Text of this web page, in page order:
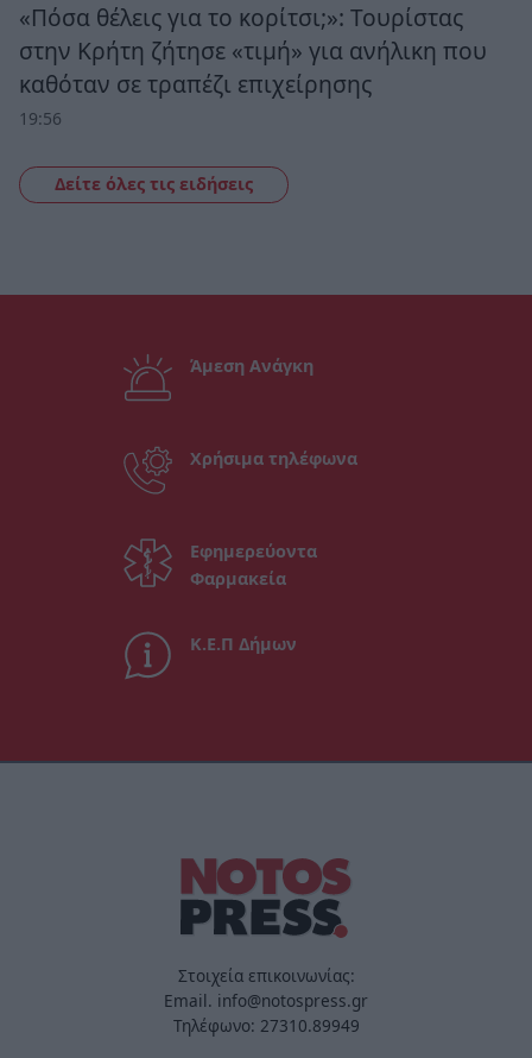
«Πόσα θέλεις για το κορίτσι;»: Τουρίστας
στην Κρήτη ζήτησε «τιμή» για ανήλικη που
καθόταν σε τραπέζι επιχείρησης
19:56
Δείτε όλες τις ειδήσεις
Άμεση Ανάγκη
Χρήσιμα τηλέφωνα
Εφημερεύοντα
Φαρμακεία
Κ.Ε.Π Δήμων
Στοιχεία επικοινωνίας:
Email. info@notospress.gr
Τηλέφωνο: 27310.89949